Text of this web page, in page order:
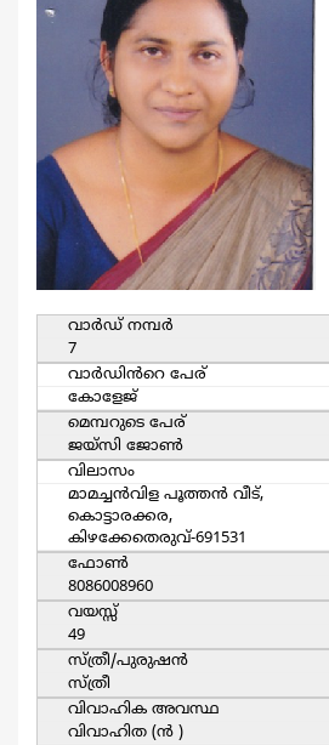
വാര്‍ഡ്‌ നമ്പര്‍
7
വാര്‍ഡിൻറെ പേര്
കോളേജ്
മെമ്പറുടെ പേര്
ജയ്സി ജോൺ
വിലാസം
മാമച്ചൻവിള പൂത്തൻ വീട്,
കൊട്ടാരക്കര,
കിഴക്കേതെരുവ്-691531
ഫോൺ
8086008960
വയസ്സ്
49
സ്ത്രീ/പുരുഷന്‍
സ്ത്രീ
വിവാഹിക അവസ്ഥ
വിവാഹിത (ന്‍ )